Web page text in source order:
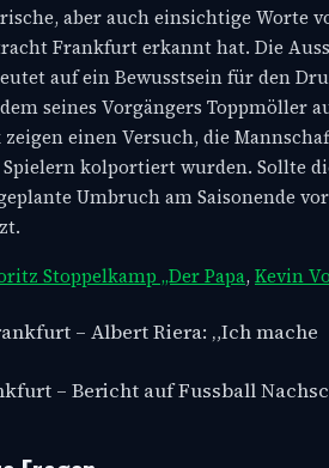
aber auch einsichtige Worte
Frankfurt erkannt hat. Die
auf ein Bewusstsein für den
seines Vorgängers Toppmöller
einen Versuch, die
kolportiert wurden. Sollte
Umbruch am Saisonende
Stoppelkamp „Der Papa, Kevin
– Bericht auf Fussball